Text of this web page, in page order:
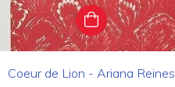
Coeur de Lion - Ariana Reines